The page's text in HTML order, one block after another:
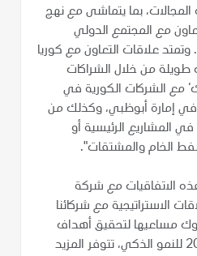
بما يتماشى مع نهج
مع المجتمع الدولي
علاقات التعاون مع كوريا
من خلال الشراكات
مع الشركات الكورية في
في إمارة أبوظبي، وكذلك من
المشاريع الرئيسية أو
الخام والمشتقات".
الاتفاقيات مع شركة
الاستراتيجية مع شركائنا
مساعيها لتحقيق أهداف
استراتيجيتها المتكاملة 2030 للنمو الذكي، تتوفر المزيد